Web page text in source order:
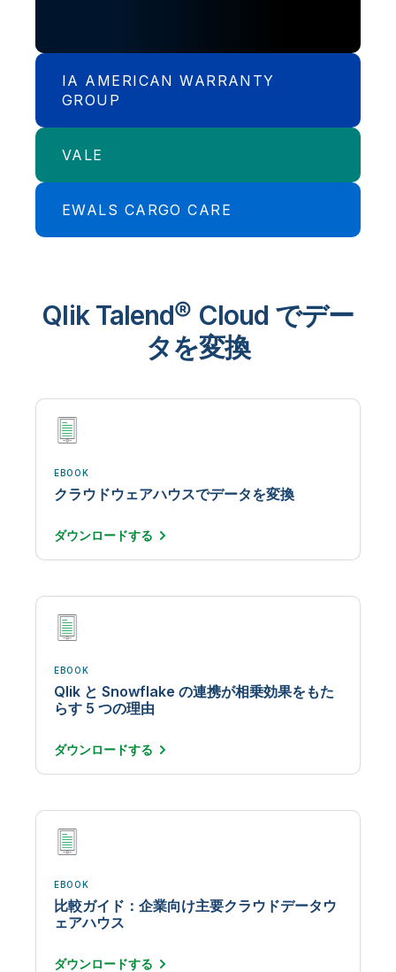
IA AMERICAN WARRANTY
GROUP
保険会社の iA 社、自動車市場の劇的
な変化に適応
VALE
大手鉱業会社の Vale 社、計画・物
流・販売を最適化
EWALS CARGO CARE
ウェアハウスの生産性を 400% 向上
Qlik Talend® Cloud でデー
タを変換
EBOOK
クラウドウェアハウスでデータを変換
ダウンロードする
EBOOK
Qlik と Snowflake の連携が相乗効果をもた
らす 5 つの理由
ダウンロードする
EBOOK
比較ガイド：企業向け主要クラウドデータウ
ェアハウス
ダウンロードする